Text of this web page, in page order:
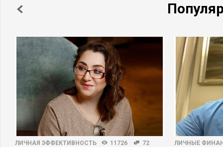
ЛИЧНАЯ ЭФФЕКТИВНОСТЬ 11726 72 ЛИЧНЫЕ